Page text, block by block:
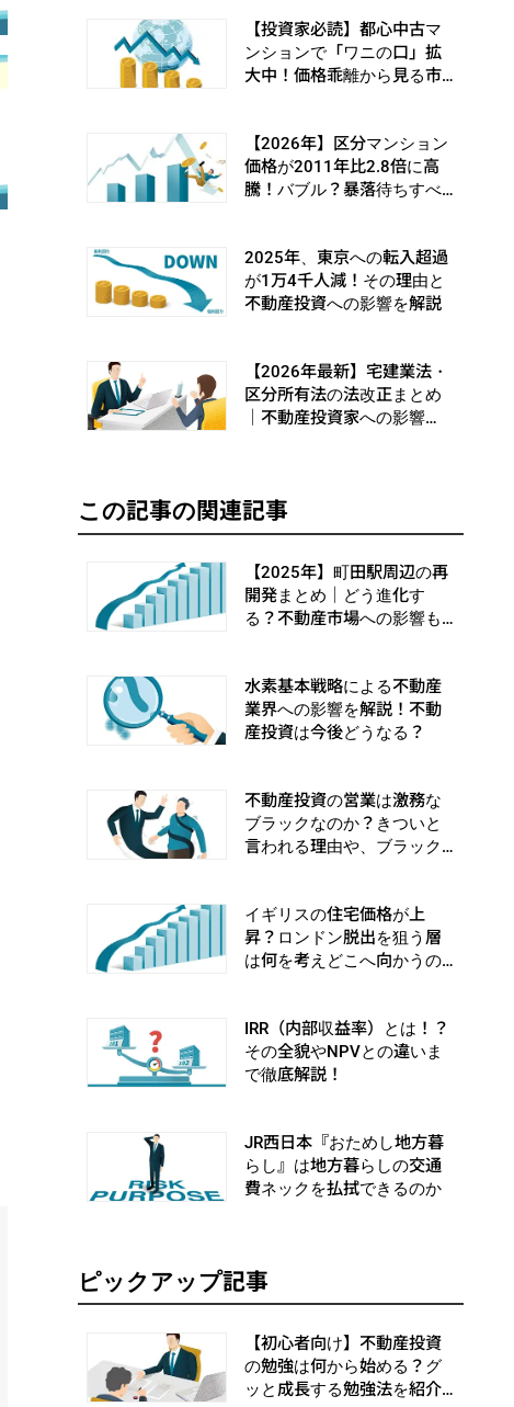
【投資家必読】都心中古マ
ンションで「ワニの口」拡
大中！価格乖離から見る市
【2026年】区分マンション
価格が2011年比2.8倍に高
騰！バブル？暴落待ちすべ
2025年、東京への転入超過
が1万4千人減！その理由と
不動産投資への影響を解説
【2026年最新】宅建業法・
区分所有法の法改正まとめ
｜不動産投資家への影響
この記事の関連記事
【2025年】町田駅周辺の再
開発まとめ｜どう進化す
る？不動産市場への影響も
水素基本戦略による不動産
業界への影響を解説！不動
産投資は今後どうなる？
不動産投資の営業は激務な
ブラックなのか？きついと
言われる理由や、ブラック
イギリスの住宅価格が上
昇？ロンドン脱出を狙う層
は何を考えどこへ向かうの
IRR（内部収益率）とは！？
その全貌やNPVとの違いま
で徹底解説！
JR西日本『おためし地方暮
らし』は地方暮らしの交通
費ネックを払拭できるのか
ピックアップ記事
【初心者向け】不動産投資
の勉強は何から始める？グ
ッと成長する勉強法を紹介